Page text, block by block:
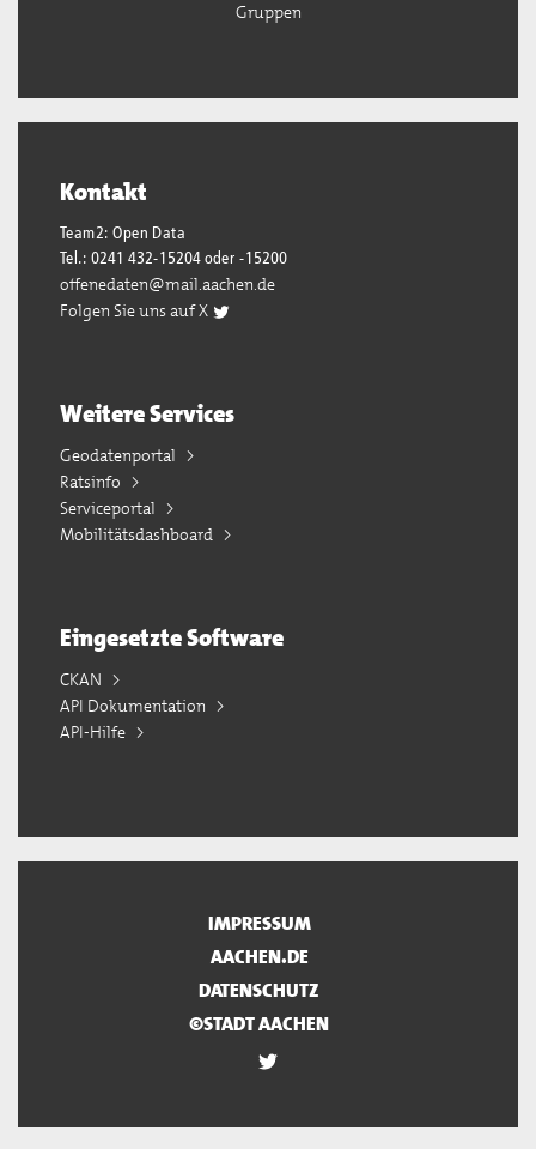
Gruppen
Kontakt
Team2: Open Data
Tel.: 0241 432-15204 oder -15200
offenedaten@mail.aachen.de
Folgen Sie uns auf X
Weitere Services
Geodatenportal
Ratsinfo
Serviceportal
Mobilitätsdashboard
Eingesetzte Software
CKAN
API Dokumentation
API-Hilfe
IMPRESSUM
AACHEN.DE
DATENSCHUTZ
©STADT AACHEN